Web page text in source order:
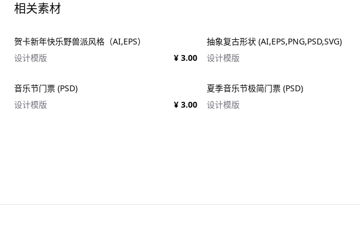
相关素材
贺卡新年快乐野兽派风格（AI,EPS）
设计模版
¥ 3.00
抽象复古形状 (AI,EPS,PNG,PSD,SVG)
设计模版
音乐节门票 (PSD)
设计模版
¥ 3.00
夏季音乐节极简门票 (PSD)
设计模版